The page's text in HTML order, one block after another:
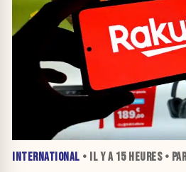
INTERNATIONAL • IL Y A 15 HEURES•